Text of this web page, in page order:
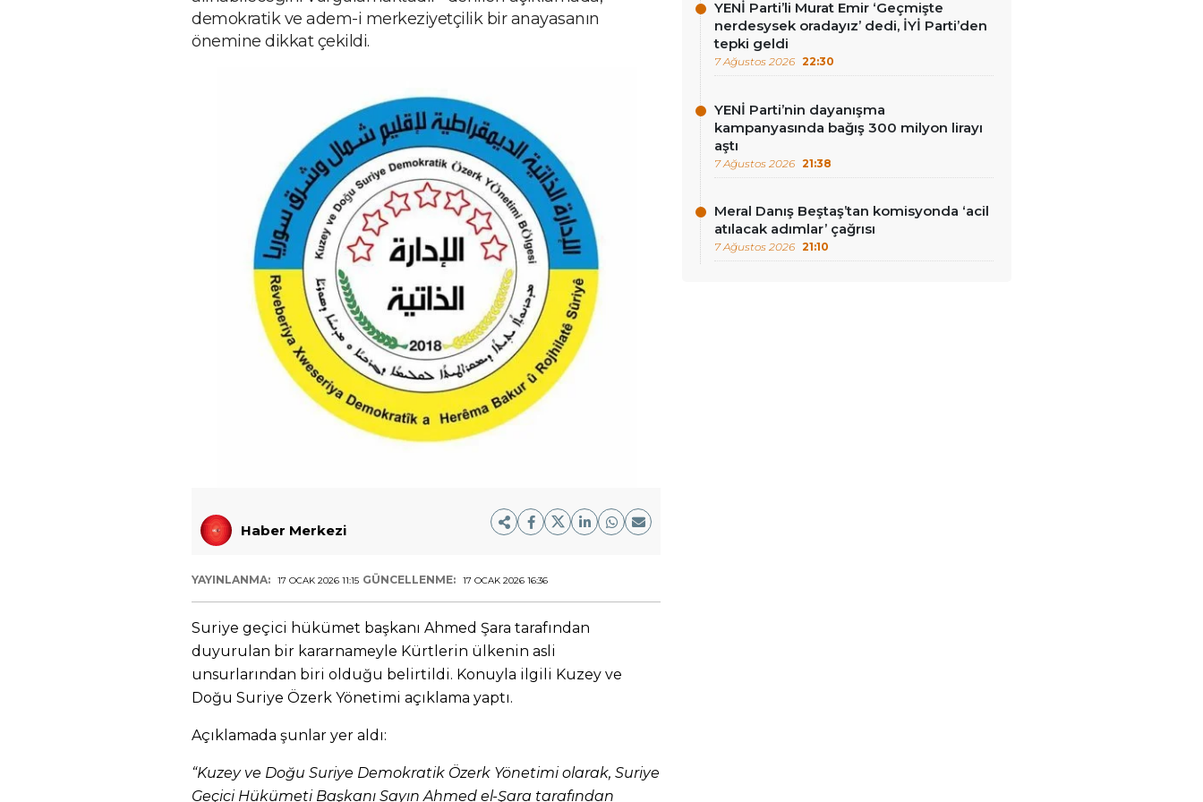
demokratik ve adem-i merkeziyetçilik bir anayasanın
önemine dikkat çekildi.
Haber Merkezi
YAYINLANMA: 17 OCAK 2026 11:15 GÜNCELLENME: 17 OCAK 2026 16:36
Suriye geçici hükümet başkanı Ahmed Şara tarafından
duyurulan bir kararnameyle Kürtlerin ülkenin asli
unsurlarından biri olduğu belirtildi. Konuyla ilgili Kuzey ve
Doğu Suriye Özerk Yönetimi açıklama yaptı.
Açıklamada şunlar yer aldı:
“Kuzey ve Doğu Suriye Demokratik Özerk Yönetimi olarak, Suriye
Geçici Hükümeti Başkanı Sayın Ahmed el-Şara tarafından
YENİ Parti’li Murat Emir ‘Geçmişte
nerdesysek oradayız’ dedi, İYİ Parti’den
tepki geldi
7 Ağustos 2026 22:30
YENİ Parti’nin dayanışma
kampanyasında bağış 300 milyon lirayı
aştı
7 Ağustos 2026 21:38
Meral Danış Beştaş’tan komisyonda ‘acil
atılacak adımlar’ çağrısı
7 Ağustos 2026 21:10